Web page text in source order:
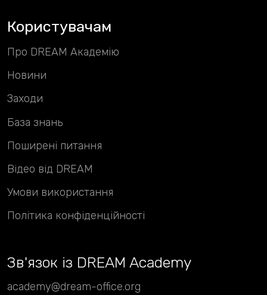
Користувачам
Про DREAM Академію
Новини
Умови використання
Політика конфіденційності
Заходи
База знань
Поширені питання
Відео від DREAM
academy@dream-office.org
Зв'язок із DREAM Academy